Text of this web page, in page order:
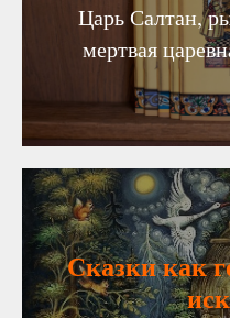
Царь Салтан,
мертвая
Сказки как